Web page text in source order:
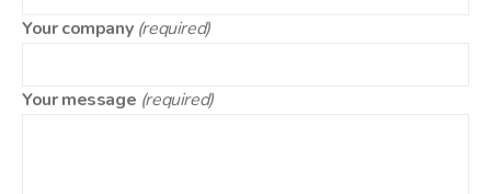
Your company (required)
Your message (required)